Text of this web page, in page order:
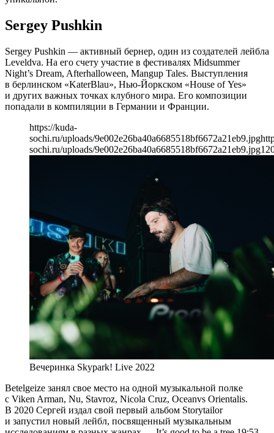
Sergey Pushkin
Sergey Pushkin — активный бернер, один из создателей лейбла
Leveldva. На его счету участие в фестивалях Midsummer
Night’s Dream, Afterhalloween, Mangup Tales. Выступления
в берлинском «KaterBlau», Нью-Йоркском «House of Yes»
и других важных точках клубного мира. Его композиции
попадали в компиляции в Германии и Франции.
https://kuda-
sochi.ru/uploads/9e002e26ba40a6685518bf6672a21eb9.jpg
sochi.ru/uploads/9e002e26ba40a6685518bf6672a21eb9.jpg
Вечеринка Skypark! Live 2022
Betelgeize занял свое место на одной музыкальной полке
с Viken Arman, Nu, Stavroz, Nicola Cruz, Oceanvs Orientalis.
В 2020 Сергей издал свой первый альбом Storytailor
и запустил новый лейбл, посвященный музыкальным